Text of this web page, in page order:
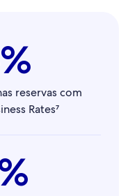
reservas com
Rates⁷